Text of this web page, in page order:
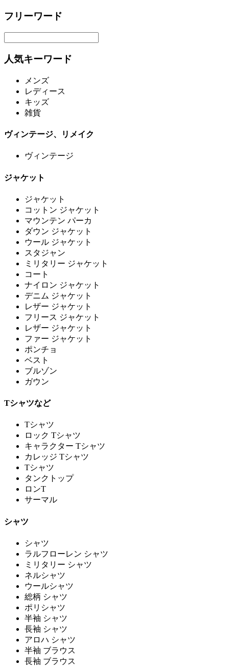
フリーワード
人気キーワード
メンズ
レディース
キッズ
雑貨
ヴィンテージ、リメイク
ヴィンテージ
ジャケット
ジャケット
コットン ジャケット
マウンテン パーカ
ダウン ジャケット
ウール ジャケット
スタジャン
ミリタリー ジャケット
コート
ナイロン ジャケット
デニム ジャケット
レザー ジャケット
フリース ジャケット
レザー ジャケット
ファー ジャケット
ポンチョ
ベスト
ブルゾン
ガウン
Tシャツなど
Tシャツ
ロック Tシャツ
キャラクター Tシャツ
カレッジ Tシャツ
Tシャツ
タンクトップ
ロンT
サーマル
シャツ
シャツ
ラルフローレン シャツ
ミリタリー シャツ
ネルシャツ
ウールシャツ
総柄 シャツ
ポリシャツ
半袖 シャツ
長袖 シャツ
アロハ シャツ
半袖 ブラウス
長袖 ブラウス